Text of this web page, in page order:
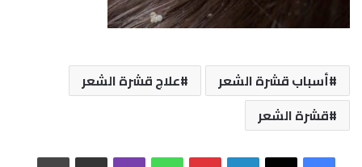
أسباب قشرة الشعر
علاج قشرة الشعر
قشرة الشعر
فيسبوك‫X لينكدإن بينتيريستواتساب ڤايبر مشاركة عبر البريد طباعة